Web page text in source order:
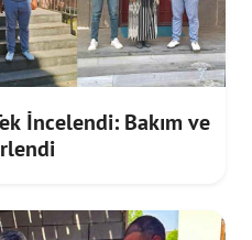
İncelendi: Bakım ve